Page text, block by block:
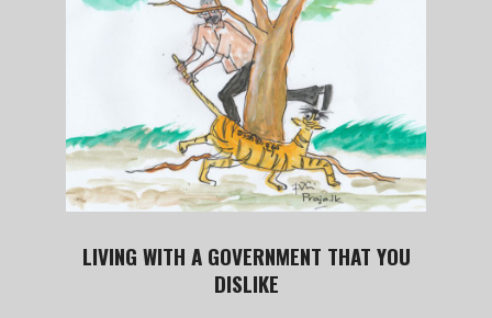
LIVING WITH A GOVERNMENT THAT YOU
DISLIKE